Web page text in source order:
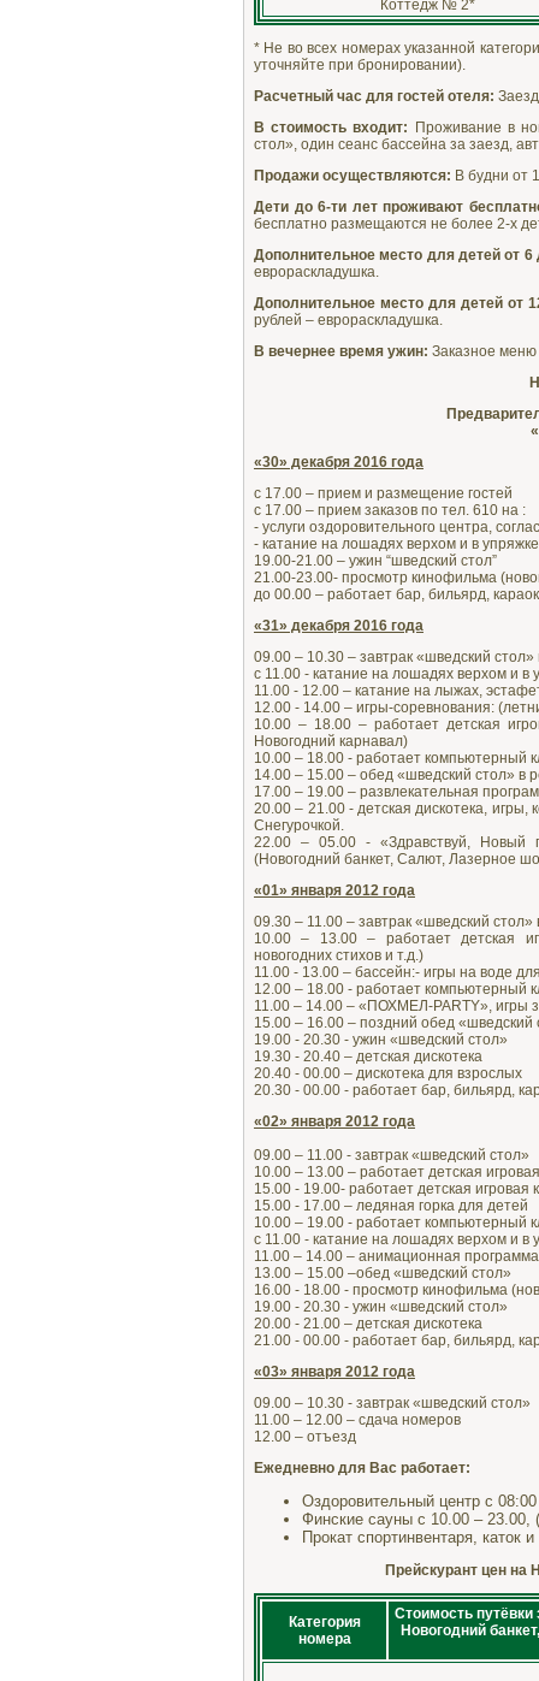
Коттедж № 2*
* Не во всех номерах указанной
уточняйте при бронировании).
Расчетный час для гостей отеля:
В стоимость входит: Проживание в
стол», один сеанс бассейна за заезд,
Продажи осуществляются: В будни от
Дети до 6-ти лет проживают
бесплатно размещаются не более 2-х
Дополнительное место для детей от 6
еврораскладушка.
Дополнительное место для детей от
рублей – еврораскладушка.
В вечернее время ужин: Заказное
«30» декабря 2016 года
с 17.00 – прием и размещение гостей
с 17.00 – прием заказов по тел. 610 на :
- услуги оздоровительного центра,
- катание на лошадях верхом и в упряжке
19.00-21.00 – ужин “шведский стол”
21.00-23.00- просмотр кинофильма
до 00.00 – работает бар, бильярд,
«31» декабря 2016 года
09.00 – 10.30 – завтрак «шведский стол»
с 11.00 - катание на лошадях верхом и в
11.00 - 12.00 – катание на лыжах,
12.00 - 14.00 – игры-соревнования:
10.00 – 18.00 – работает детская
Новогодний карнавал)
10.00 – 18.00 - работает компьютерный
14.00 – 15.00 – обед «шведский стол» в
17.00 – 19.00 – развлекательная
20.00 – 21.00 - детская дискотека, игры,
Снегурочкой.
22.00 – 05.00 - «Здравствуй, Новый
(Новогодний банкет, Салют, Лазерное
«01» января 2012 года
09.30 – 11.00 – завтрак «шведский стол»
10.00 – 13.00 – работает детская
новогодних стихов и т.д.)
11.00 - 13.00 – бассейн:- игры на воде
12.00 – 18.00 - работает компьютерный
11.00 – 14.00 – «ПОХМЕЛ-PARTY», игры
15.00 – 16.00 – поздний обед «шведский
19.00 - 20.30 - ужин «шведский стол»
19.30 - 20.40 – детская дискотека
20.40 - 00.00 – дискотека для взрослых
20.30 - 00.00 - работает бар, бильярд,
«02» января 2012 года
09.00 – 11.00 - завтрак «шведский стол»
10.00 – 13.00 – работает детская
15.00 - 19.00- работает детская игровая
15.00 - 17.00 – ледяная горка для детей
10.00 – 19.00 - работает компьютерный
с 11.00 - катание на лошадях верхом и в
11.00 – 14.00 – анимационная
13.00 – 15.00 –обед «шведский стол»
16.00 - 18.00 - просмотр кинофильма
19.00 - 20.30 - ужин «шведский стол»
20.00 - 21.00 – детская дискотека
21.00 - 00.00 - работает бар, бильярд,
«03» января 2012 года
09.00 – 10.30 - завтрак «шведский стол»
11.00 – 12.00 – сдача номеров
12.00 – отъезд
Ежедневно для Вас работает:
Оздоровительный центр с
Финские сауны с 10.00 – 23.00,
Прокат спортинвентаря,
Прейскурант цен на
Категория
номера
Стоимость
Новогодний